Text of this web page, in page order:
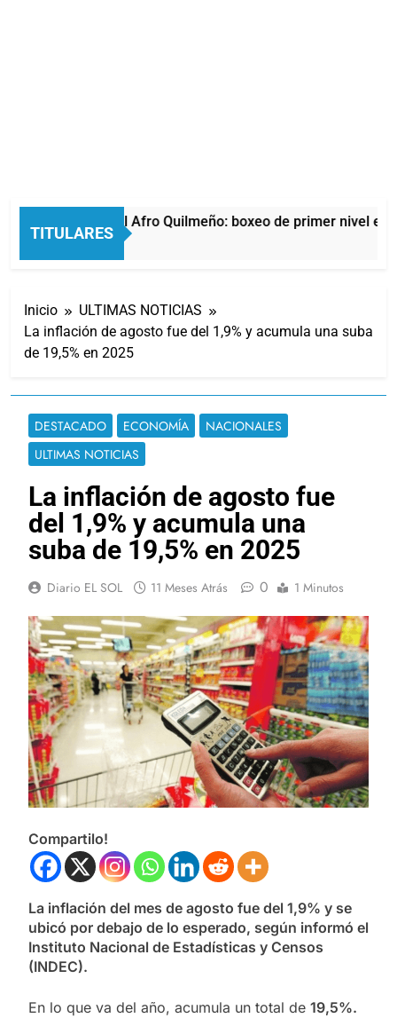
TITULARES
La noche del Afro Quilmeño: boxeo de primer nivel en
13 Horas Atrás
Inicio
ULTIMAS NOTICIAS
La inflación de agosto fue del 1,9% y acumula una suba
de 19,5% en 2025
DESTACADO ECONOMÍA
NACIONALES
ULTIMAS NOTICIAS
La inflación de agosto fue
del 1,9% y acumula una
suba de 19,5% en 2025
Diario EL SOL 11 Meses Atrás 0 1 Minutos
Compartilo!
La inflación del mes de agosto fue del 1,9% y se
ubicó por debajo de lo esperado, según informó el
Instituto Nacional de Estadísticas y Censos
(INDEC).
En lo que va del año, acumula un total de 19,5%.